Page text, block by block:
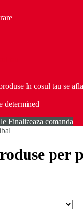
In cosul tau se
determined
Finalizeaza comanda
per